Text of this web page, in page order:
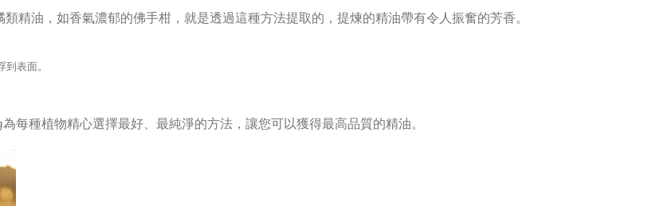
精油，如香氣濃郁的佛手柑，就是透過這種方法提取的，提煉的精油帶有令人振奮的芳香。
表面。
種植物精心選擇最好、最純淨的方法，讓您可以獲得最高品質的精油。